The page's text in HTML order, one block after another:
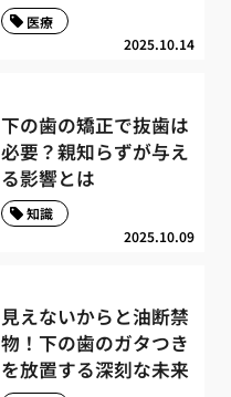
2025.10.14
医療
下の歯の矯正で抜歯は
必要？親知らずが与え
る影響とは
2025.10.09
知識
見えないからと油断禁
物！下の歯のガタつき
を放置する深刻な未来